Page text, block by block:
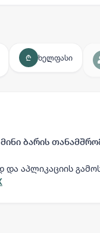
₾ ხელფასი
მინი ბარის
აპლიკაციის